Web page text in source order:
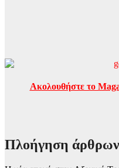
Ακολουθήστε το
Πλοήγηση άρθρων